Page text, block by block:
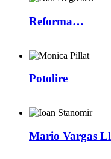
Reforma…
Potolire
Mario Vargas